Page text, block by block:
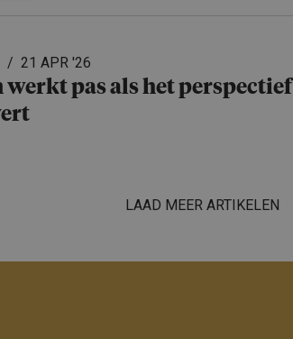
21 APR '26
werkt pas als het perspectief
LAAD MEER ARTIKELEN